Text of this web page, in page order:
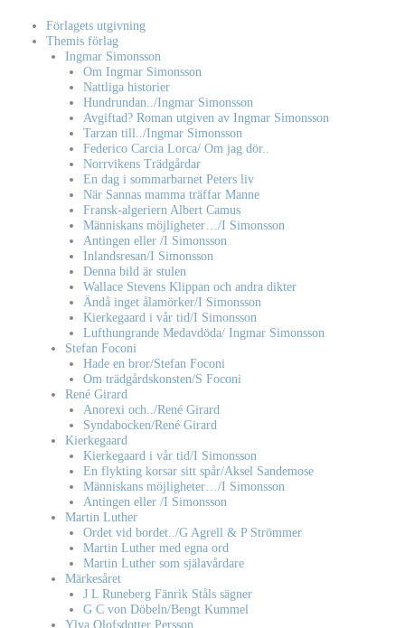
Förlagets utgivning
Themis förlag
Ingmar Simonsson
Om Ingmar Simonsson
Nattliga historier
Hundrundan../Ingmar Simonsson
Avgiftad? Roman utgiven av Ingmar Simonsson
Tarzan till../Ingmar Simonsson
Federico Carcia Lorca/ Om jag dör..
Norrvikens Trädgårdar
En dag i sommarbarnet Peters liv
När Sannas mamma träffar Manne
Fransk-algeriern Albert Camus
Människans möjligheter…/I Simonsson
Antingen eller /I Simonsson
Inlandsresan/I Simonsson
Denna bild är stulen
Wallace Stevens Klippan och andra dikter
Ändå inget ålamörker/I Simonsson
Kierkegaard i vår tid/I Simonsson
Lufthungrande Medavdöda/ Ingmar Simonsson
Stefan Foconi
Hade en bror/Stefan Foconi
Om trädgårdskonsten/S Foconi
René Girard
Anorexi och../René Girard
Syndabocken/René Girard
Kierkegaard
Kierkegaard i vår tid/I Simonsson
En flykting korsar sitt spår/Aksel Sandemose
Människans möjligheter…/I Simonsson
Antingen eller /I Simonsson
Martin Luther
Ordet vid bordet../G Agrell & P Strömmer
Martin Luther med egna ord
Martin Luther som själavårdare
Märkesåret
J L Runeberg Fänrik Ståls sägner
G C von Döbeln/Bengt Kummel
Ylva Olofsdotter Persson